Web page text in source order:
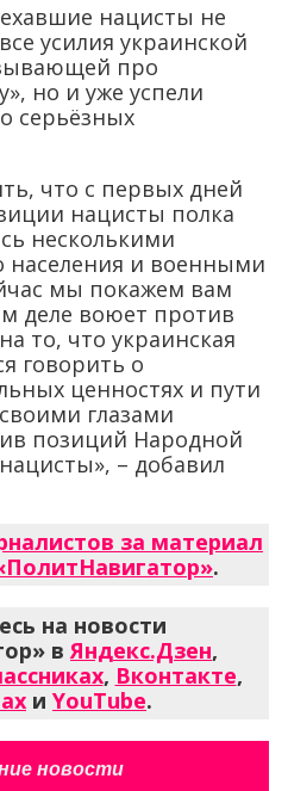
нацисты не
усилия украинской
про
но и уже успели
серьёзных
что с первых дней
нацисты полка
несколькими
населения и военными
мы покажем вам
деле воюет против
то, что украинская
говорить о
ценностях и пути
глазами
позиций Народной
– добавил
за материал
.
на новости
вЯндекс.Дзен,
, Вконтакте,
и YouTube.
новости